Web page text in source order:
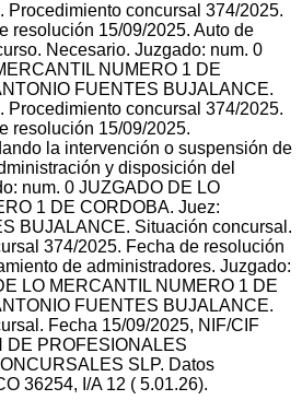
Procedimiento concursal 374/2025.
resolución 15/09/2025. Auto de
Necesario. Juzgado: num. 0
NUMERO 1 DE
FUENTES BUJALANCE.
Procedimiento concursal 374/2025.
resolución 15/09/2025.
la intervención o suspensión de
y disposición del
num. 0 JUZGADO DE LO
1 DE CORDOBA. Juez:
BUJALANCE. Situación concursal.
374/2025. Fecha de resolución
de administradores. Juzgado:
LO MERCANTIL NUMERO 1 DE
FUENTES BUJALANCE.
Fecha 15/09/2025, NIF/CIF
DE PROFESIONALES
SLP. Datos
36254, I/A 12 ( 5.01.26).